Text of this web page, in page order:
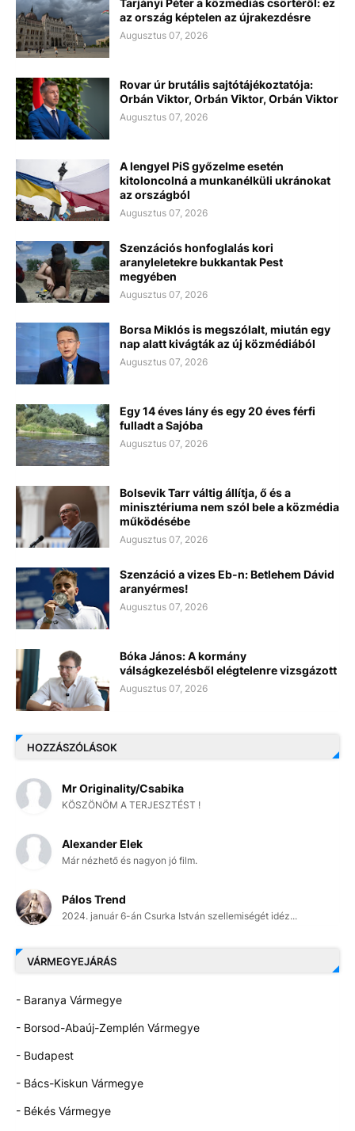
Tarjányi Péter a közmédiás csörtéről: ez
az ország képtelen az újrakezdésre
Augusztus 07, 2026
Rovar úr brutális sajtótájékoztatója:
Orbán Viktor, Orbán Viktor, Orbán Viktor
Augusztus 07, 2026
A lengyel PiS győzelme esetén
kitoloncolná a munkanélküli ukránokat
az országból
Augusztus 07, 2026
Szenzációs honfoglalás kori
aranyleletekre bukkantak Pest
megyében
Augusztus 07, 2026
Borsa Miklós is megszólalt, miután egy
nap alatt kivágták az új közmédiából
Augusztus 07, 2026
Egy 14 éves lány és egy 20 éves férfi
fulladt a Sajóba
Augusztus 07, 2026
Bolsevik Tarr váltig állítja, ő és a
minisztériuma nem szól bele a közmédia
működésébe
Augusztus 07, 2026
Szenzáció a vizes Eb-n: Betlehem Dávid
aranyérmes!
Augusztus 07, 2026
Bóka János: A kormány
válságkezelésből elégtelenre vizsgázott
Augusztus 07, 2026
HOZZÁSZÓLÁSOK
Mr Originality/Csabika
KÖSZÖNÖM A TERJESZTÉST !
Alexander Elek
Már nézhető és nagyon jó film.
Pálos Trend
2024. január 6-án Csurka István szellemiségét idéz...
VÁRMEGYEJÁRÁS
- Baranya Vármegye
- Borsod-Abaúj-Zemplén Vármegye
- Budapest
- Bács-Kiskun Vármegye
- Békés Vármegye